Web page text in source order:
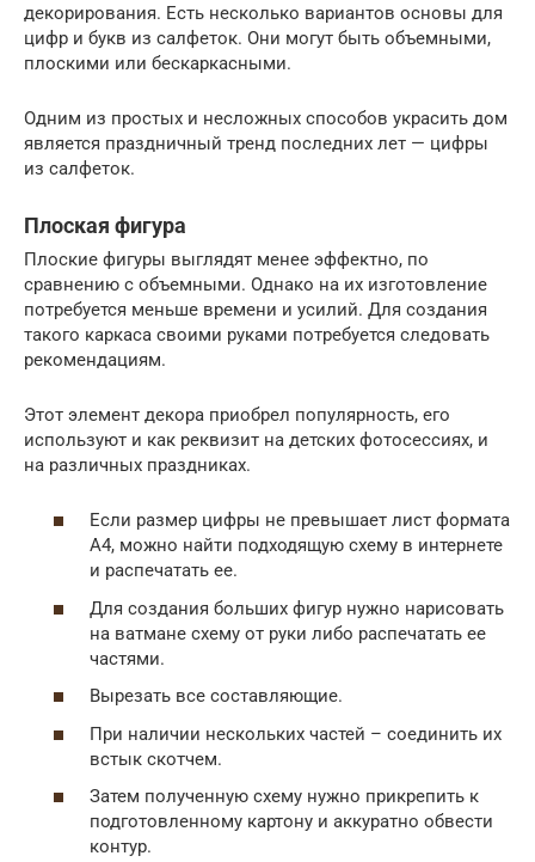
декорирования. Есть несколько вариантов основы для
цифр и букв из салфеток. Они могут быть объемными,
плоскими или бескаркасными.
Одним из простых и несложных способов украсить дом
является праздничный тренд последних лет — цифры
из салфеток.
Плоская фигура
Плоские фигуры выглядят менее эффектно, по
сравнению с объемными. Однако на их изготовление
потребуется меньше времени и усилий. Для создания
такого каркаса своими руками потребуется следовать
рекомендациям.
Этот элемент декора приобрел популярность, его
используют и как реквизит на детских фотосессиях, и
на различных праздниках.
Если размер цифры не превышает лист формата
А4, можно найти подходящую схему в интернете
и распечатать ее.
Для создания больших фигур нужно нарисовать
на ватмане схему от руки либо распечатать ее
частями.
Вырезать все составляющие.
При наличии нескольких частей – соединить их
встык скотчем.
Затем полученную схему нужно прикрепить к
подготовленному картону и аккуратно обвести
контур.